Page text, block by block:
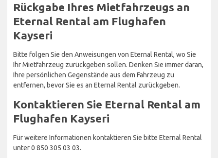
Rückgabe Ihres Mietfahrzeugs an
Eternal Rental am Flughafen
Kayseri
Bitte folgen Sie den Anweisungen von Eternal Rental, wo Sie
Ihr Mietfahrzeug zurückgeben sollen. Denken Sie immer daran,
Ihre persönlichen Gegenstände aus dem Fahrzeug zu
entfernen, bevor Sie es an Eternal Rental zurückgeben.
Kontaktieren Sie Eternal Rental am
Flughafen Kayseri
Für weitere Informationen kontaktieren Sie bitte Eternal Rental
unter 0 850 305 03 03.